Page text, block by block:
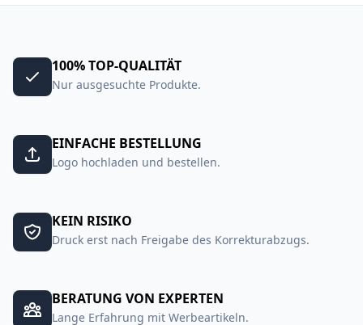
100% TOP-QUALITÄT
Nur ausgesuchte Produkte.
EINFACHE BESTELLUNG
Logo hochladen und bestellen.
KEIN RISIKO
Druck erst nach Freigabe des Korrekturabzugs.
BERATUNG VON EXPERTEN
Lange Erfahrung mit Werbeartikeln.